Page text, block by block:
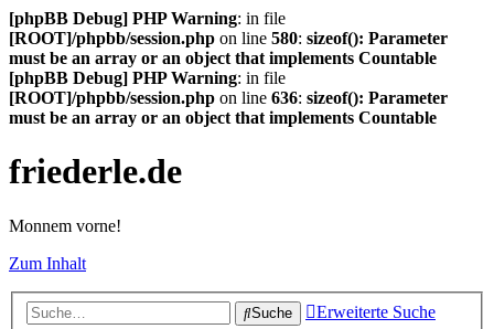
[phpBB Debug] PHP Warning: in file
[ROOT]/phpbb/session.php on line 580: sizeof(): Parameter
must be an array or an object that implements Countable
[phpBB Debug] PHP Warning: in file
[ROOT]/phpbb/session.php on line 636: sizeof(): Parameter
must be an array or an object that implements Countable
friederle.de
Monnem vorne!
Zum Inhalt
Suche Erweiterte Suche